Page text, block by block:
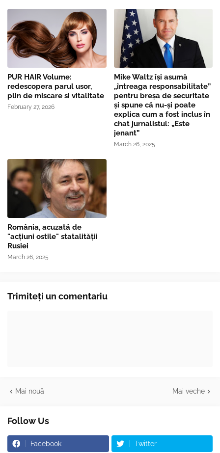
PUR HAIR Volume:
redescopera parul usor,
plin de miscare si vitalitate
February 27, 2026
Mike Waltz îşi asumă
„întreaga responsabilitate”
pentru breşa de securitate
și spune că nu-și poate
explica cum a fost inclus în
chat jurnalistul: „Este
jenant”
March 26, 2025
România, acuzată de
"acțiuni ostile" statalității
Rusiei
March 26, 2025
Trimiteți un comentariu
Mai nouă Mai veche
Follow Us
Facebook Twitter